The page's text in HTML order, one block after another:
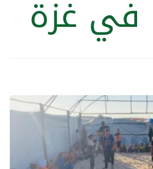
في غزة